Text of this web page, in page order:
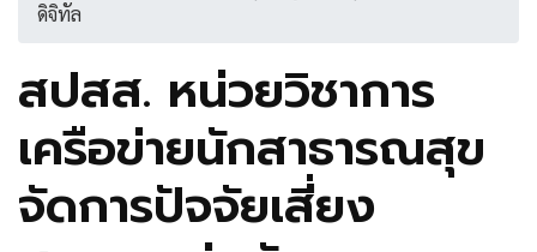
ดิจิทัล
สปสส. หน่วยวิชาการ
เครือข่ายนักสาธารณสุข
จัดการปัจจัยเสี่ยง